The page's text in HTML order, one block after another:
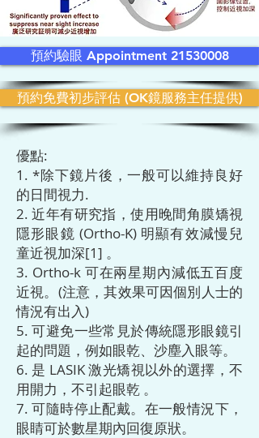
預約驗眼 Appointment 21530008
預約免費初步評估 (OK鏡服務主任提供)
優點:
1. *除下鏡片後，一般可以維持良好
的日間視力.
2. 近年有研究指，使用晚間角膜矯視
隱形眼鏡 (Ortho-K)明顯有效減慢兒
童近視加深[1] 。
3. Ortho-k可在兩星期內減低五百度
近視。(注意，其效果可因個別人士的
情況有出入)
5. 可避免一些常見於傳統隱形眼鏡引
起的問題，例如眼乾、沙塵入眼等。
6. 是 LASIK 激光矯視以外的選擇，不
用開力，不引起眼乾 。
7. 可隨時停止配戴。在一般情況下，
眼睛可於數星期內回復原狀。